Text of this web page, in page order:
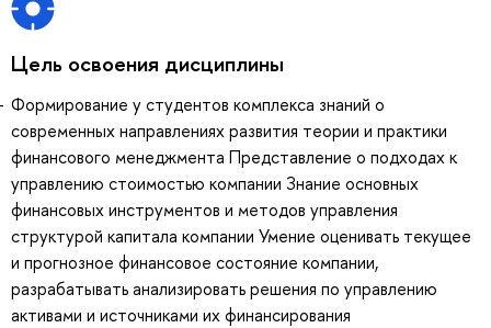
Цель освоения дисциплины
Формирование у студентов комплекса знаний о
современных направлениях развития теории и практики
финансового менеджмента Представление о подходах к
управлению стоимостью компании Знание основных
финансовых инструментов и методов управления
структурой капитала компании Умение оценивать текущее
и прогнозное финансовое состояние компании,
разрабатывать анализировать решения по управлению
активами и источниками их финансирования